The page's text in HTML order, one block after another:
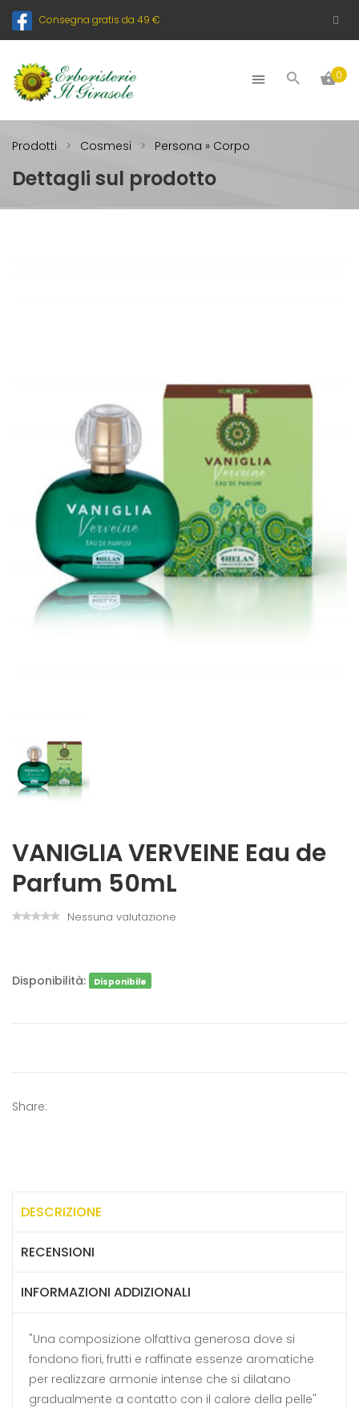
Consegna gratis da 49 €
0
Prodotti Cosmesi Persona » Corpo
Dettagli sul prodotto
VANIGLIA VERVEINE Eau de
Parfum 50mL
Nessuna valutazione
Disponibilità: Disponibile
Share:
DESCRIZIONE
RECENSIONI
INFORMAZIONI ADDIZIONALI
"Una composizione olfattiva generosa dove si
fondono fiori, frutti e raffinate essenze aromatiche
per realizzare armonie intense che si dilatano
gradualmente a contatto con il calore della pelle"